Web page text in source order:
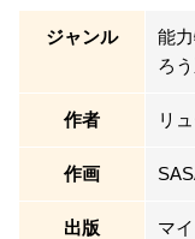
ジャンル
能
ろ
作者 リ
作画
出版 マ